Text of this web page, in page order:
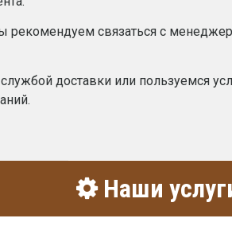
рекомендуем связаться с
доставки или пользуемся
Наши